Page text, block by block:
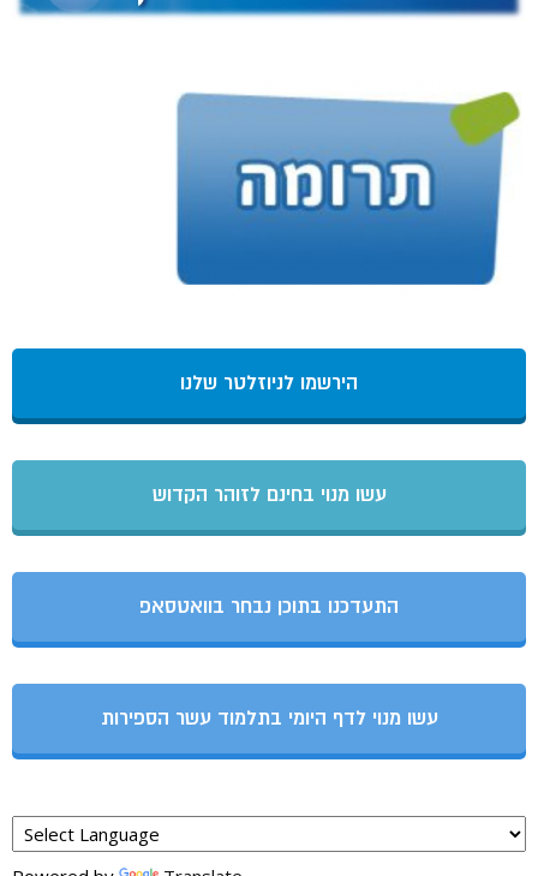
הירשמו לניוזלטר שלנו
עשו מנוי בחינם לזוהר הקדוש
התעדכנו בתוכן נבחר בוואטסאפ
עשו מנוי לדף היומי בתלמוד עשר הספירות